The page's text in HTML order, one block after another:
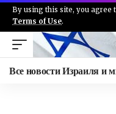
By using this site, you agree
Terms of Use.
Все новости Израиля и